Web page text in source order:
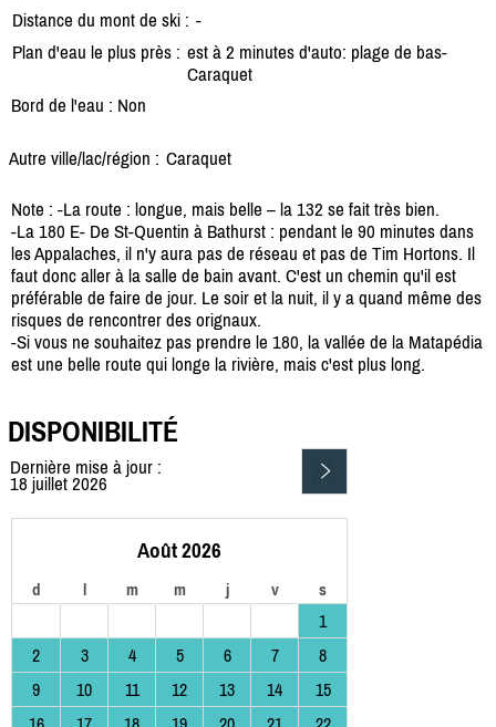
Distance du mont de ski : -
Plan d'eau le plus près : est à 2 minutes d'auto: plage de bas-
Caraquet
Bord de l'eau : Non
Autre ville/lac/région : Caraquet
Note : -La route : longue, mais belle – la 132 se fait très bien.
-La 180 E- De St-Quentin à Bathurst : pendant le 90 minutes dans
les Appalaches, il n'y aura pas de réseau et pas de Tim Hortons. Il
faut donc aller à la salle de bain avant. C'est un chemin qu'il est
préférable de faire de jour. Le soir et la nuit, il y a quand même des
risques de rencontrer des orignaux.
-Si vous ne souhaitez pas prendre le 180, la vallée de la Matapédia
est une belle route qui longe la rivière, mais c'est plus long.
DISPONIBILITÉ
Dernière mise à jour :
18 juillet 2026
Août 2026
d l m m j v s
1
2
3 4 5 6 7
8
9
10 11 12 13 14
15